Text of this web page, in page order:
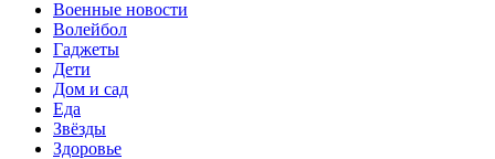
Военные новости
Волейбол
Гаджеты
Дети
Дом и сад
Еда
Звёзды
Здоровье